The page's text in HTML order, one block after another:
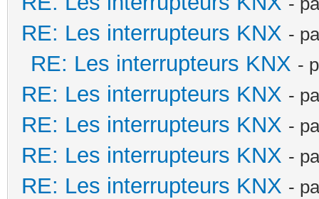
RE: Les interrupteurs KNX -
RE: Les interrupteurs KNX -
RE: Les interrupteurs KNX -
RE: Les interrupteurs KNX -
RE: Les interrupteurs KNX -
RE: Les interrupteurs KNX -